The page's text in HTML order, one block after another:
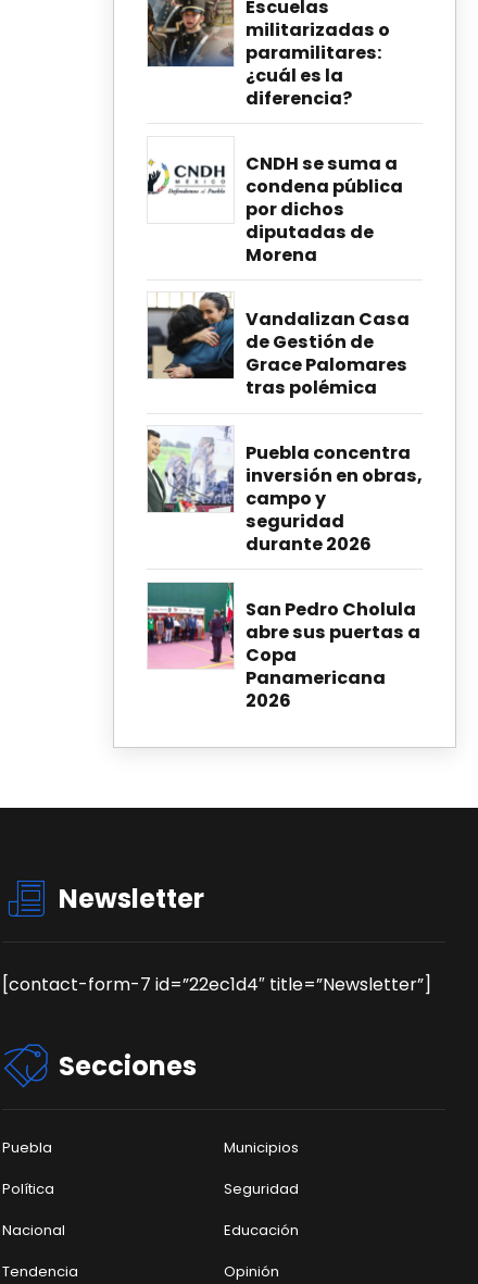
Escuelas
militarizadas o
paramilitares:
¿cuál es la
diferencia?
CNDH se suma a
condena pública
por dichos
diputadas de
Morena
Vandalizan Casa
de Gestión de
Grace Palomares
tras polémica
Puebla concentra
inversión en obras,
campo y
seguridad
durante 2026
San Pedro Cholula
abre sus puertas a
Copa
Panamericana
2026
Newsletter
[contact-form-7 id=”22ec1d4″ title=”Newsletter”]
Secciones
Puebla
Municipios
Política
Seguridad
Nacional
Educación
Tendencia
Opinión